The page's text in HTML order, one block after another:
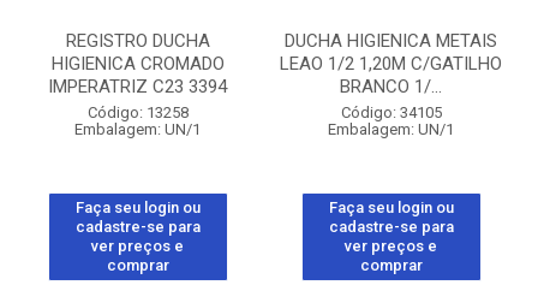
REGISTRO DUCHA
HIGIENICA CROMADO
IMPERATRIZ C23 3394
Código: 13258
Embalagem: UN/1
Faça seu login ou
cadastre-se para
ver preços e
comprar
DUCHA HIGIENICA METAIS
LEAO 1/2 1,20M C/GATILHO
BRANCO 1/...
Código: 34105
Embalagem: UN/1
Faça seu login ou
cadastre-se para
ver preços e
comprar